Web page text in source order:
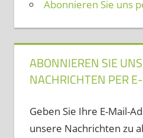
Abonnieren Sie uns
ABONNIEREN SIE
NACHRICHTEN PER
Geben Sie Ihre E-Mail-
unsere Nachrichten zu